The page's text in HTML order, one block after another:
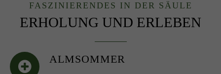
FASZINIERENDES IN DER SÄULE
ERHOLUNG UND ERLEBEN
ALMSOMMER